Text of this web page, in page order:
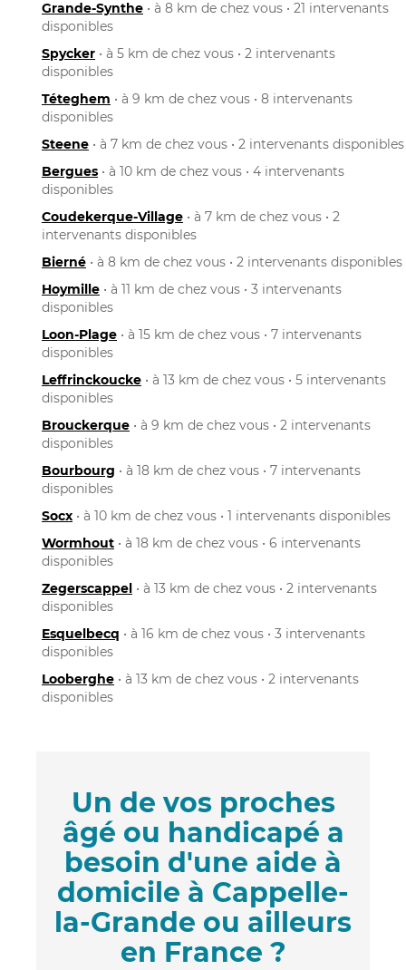
Grande-Synthe • à 8 km de chez vous • 21 intervenants
disponibles
Spycker • à 5 km de chez vous • 2 intervenants
disponibles
Téteghem • à 9 km de chez vous • 8 intervenants
disponibles
Steene • à 7 km de chez vous • 2 intervenants disponibles
Bergues • à 10 km de chez vous • 4 intervenants
disponibles
Coudekerque-Village • à 7 km de chez vous • 2
intervenants disponibles
Bierné • à 8 km de chez vous • 2 intervenants disponibles
Hoymille • à 11 km de chez vous • 3 intervenants
disponibles
Loon-Plage • à 15 km de chez vous • 7 intervenants
disponibles
Leffrinckoucke • à 13 km de chez vous • 5 intervenants
disponibles
Brouckerque • à 9 km de chez vous • 2 intervenants
disponibles
Bourbourg • à 18 km de chez vous • 7 intervenants
disponibles
Socx • à 10 km de chez vous • 1 intervenants disponibles
Wormhout • à 18 km de chez vous • 6 intervenants
disponibles
Zegerscappel • à 13 km de chez vous • 2 intervenants
disponibles
Esquelbecq • à 16 km de chez vous • 3 intervenants
disponibles
Looberghe • à 13 km de chez vous • 2 intervenants
disponibles
Un de vos proches
âgé ou handicapé a
besoin d'une aide à
domicile à Cappelle-
la-Grande ou ailleurs
en France ?